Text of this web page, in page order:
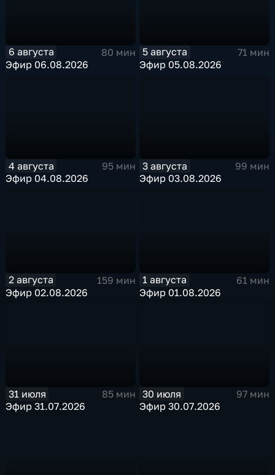
6 августа
80 мин
Эфир 06.08.2026
5 августа
71 мин
Эфир 05.08.2026
4 августа
95 мин
Эфир 04.08.2026
3 августа
99 мин
Эфир 03.08.2026
2 августа
159 мин
Эфир 02.08.2026
1 августа
61 мин
Эфир 01.08.2026
31 июля
85 мин
Эфир 31.07.2026
30 июля
97 мин
Эфир 30.07.2026